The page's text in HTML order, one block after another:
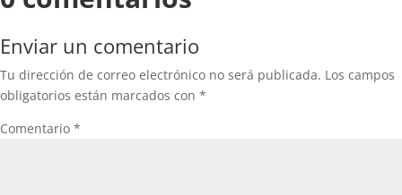
Enviar un comentario
Tu dirección de correo electrónico no será publicada. Los campos
obligatorios están marcados con *
Comentario *